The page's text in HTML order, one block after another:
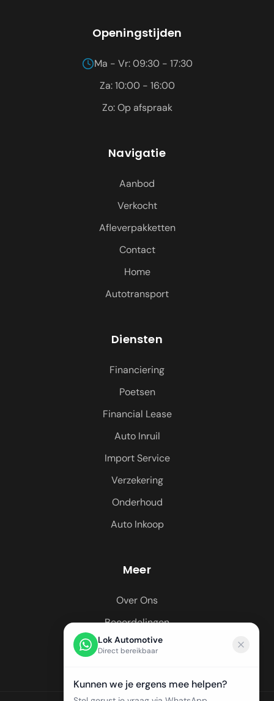
Openingstijden
Ma - Vr: 09:30 - 17:30
Za: 10:00 - 16:00
Zo: Op afspraak
Navigatie
Aanbod
Verkocht
Afleverpakketten
Contact
Home
Autotransport
Diensten
Financiering
Poetsen
Financial Lease
Auto Inruil
Import Service
Verzekering
Onderhoud
Auto Inkoop
Meer
Over Ons
Beoordelingen
Regio's
Lok Automotive
Direct bereikbaar
Kunnen we je ergens mee helpen?